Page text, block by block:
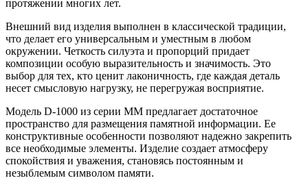
протяжении многих лет.
Внешний вид изделия выполнен в классической традиции,
что делает его универсальным и уместным в любом
окружении. Четкость силуэта и пропорций придает
композиции особую выразительность и значимость. Это
выбор для тех, кто ценит лаконичность, где каждая деталь
несет смысловую нагрузку, не перегружая восприятие.
Модель D-1000 из серии ММ предлагает достаточное
пространство для размещения памятной информации. Ее
конструктивные особенности позволяют надежно закрепить
все необходимые элементы. Изделие создает атмосферу
спокойствия и уважения, становясь постоянным и
незыблемым символом памяти.